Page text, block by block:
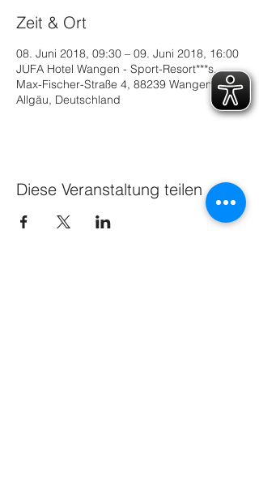
Zeit & Ort
08. Juni 2018, 09:30 – 09. Juni 2018, 16:00
JUFA Hotel Wangen - Sport-Resort***s,
Max-Fischer-Straße 4, 88239 Wangen im
Allgäu, Deutschland
Diese Veranstaltung teilen